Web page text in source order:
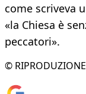
come scriveva
«la Chiesa è
peccatori».
© RIPRODUZIONE